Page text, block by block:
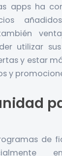
apps ha
utilizar
y estar
y
de